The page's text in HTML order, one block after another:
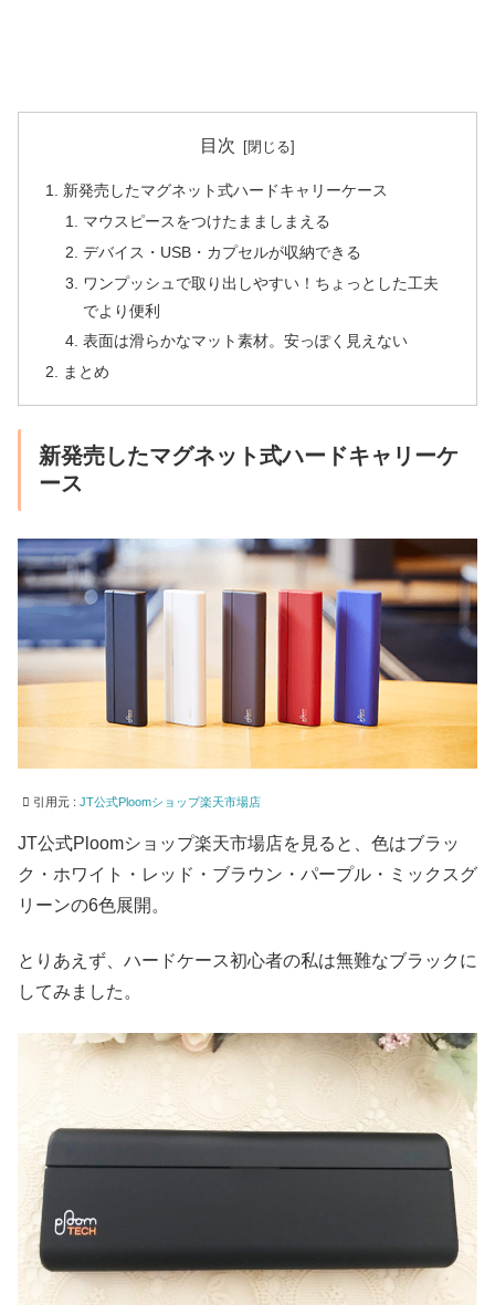
目次
新発売したマグネット式ハードキャリーケース
マウスピースをつけたまましまえる
デバイス・USB・カプセルが収納できる
ワンプッシュで取り出しやすい！ちょっとした工夫
でより便利
表面は滑らかなマット素材。安っぽく見えない
まとめ
新発売したマグネット式ハードキャリーケ
ース
引用元 :JT公式Ploomショップ楽天市場店
JT公式Ploomショップ楽天市場店を見ると、色はブラッ
ク・ホワイト・レッド・ブラウン・パープル・ミックスグ
リーンの6色展開。
とりあえず、ハードケース初心者の私は無難なブラックに
してみました。